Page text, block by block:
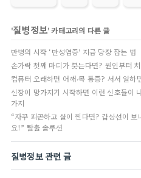
'질병정보' 카테고리의 다른 글
만병의 시작 ‘만성염증' 지금 당장 잡는 법
손가락 첫째 마디가 붓는다면? 원인부터
컴퓨터 오래하면 어깨·목 통증? 서서 일하
신장이 망가지기 시작하면 이런 신호들이
가지
“자꾸 피곤하고 살이 찐다면? 갑상선이 보
요!” 탈출 솔루션
질병정보 관련 글